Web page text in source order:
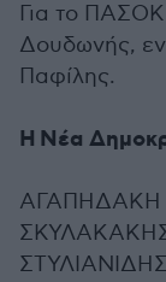
Για το ΠΑΣΟΚ
Δουδωνής,
Παφίλης.
Η Νέα
ΑΓΑΠΗΔΑΚΗ